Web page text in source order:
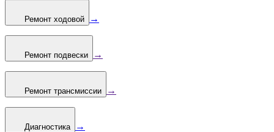
Ремонт ходовой →
Ремонт подвески →
Ремонт трансмиссии →
Диагностика →